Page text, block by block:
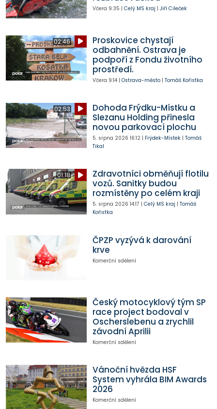
Včera 9:35 | Celý MS kraj | Jiří Cileček
02:46
Proskovice chystají
odbahnění. Ostrava je
podpoří z Fondu životního
prostředí.
Včera 9:14| Ostrava-město| Tomáš Kořistka
02:53
Dohoda Frýdku-Místku a
Slezanu Holding přinesla
novou parkovací plochu
5. srpna 2026 16:12| Frýdek-Místek| Tomáš
Tikal
01:18
Zdravotníci obměňují flotilu
vozů. Sanitky budou
rozmístěny po celém kraji
5. srpna 2026 14:17 | Celý MS kraj | Tomáš
Kořistka
ČPZP vyzývá k darování
krve
Komerční sdělení
Český motocyklový tým SP
race project bodoval v
Oscherslebenu a zrychlil
závodní Aprilii
Komerční sdělení
Vánoční hvězda HSF
System vyhrála BIM Awards
2026
Komerční sdělení